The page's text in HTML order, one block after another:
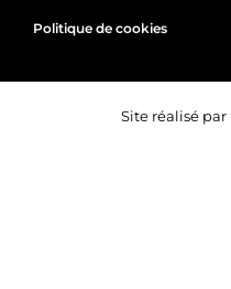
Politique de cookies
Site réalisé par